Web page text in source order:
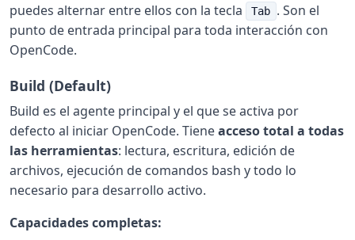
puedes alternar entre ellos con la tecla
Tab . Son el
punto de entrada principal para toda interacción con
OpenCode.
Build (Default)
Build es el agente principal y el que se activa por
defecto al iniciar OpenCode. Tieneacceso total a todas
las herramientas: lectura, escritura, edición de
archivos, ejecución de comandos bash y todo lo
necesario para desarrollo activo.
Capacidades completas: